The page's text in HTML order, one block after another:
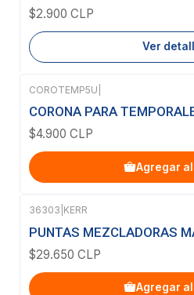
$2.900 CLP
Ver
COROTEMP5U
CORONA PARA
$4.900 CLP
Agregar
36303 KERR
PUNTAS MEZCLADORAS
$29.650 CLP
Agregar